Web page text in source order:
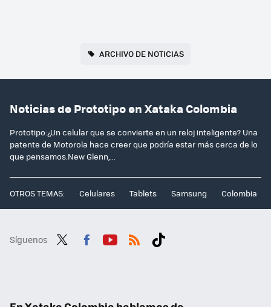
ARCHIVO DE NOTICIAS
Noticias de Prototipo en Xataka Colombia
Prototipo:¿Un celular que se convierte en un reloj inteligente? Una
patente de Motorola hace creer que podría estar más cerca de lo
que pensamos.New Glenn,...
OTROS TEMAS: Celulares Tablets Samsung Colombia
Síguenos